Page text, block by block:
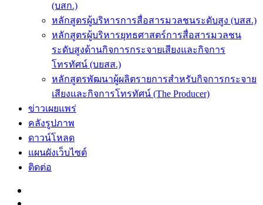
(บสก.)
หลักสูตรผู้บริหารการสื่อสารมวลชนระดับสูง (บสส.)
หลักสูตรผู้บริหารยุทธศาสตร์การสื่อสารมวลชน
ระดับสูงด้านกิจการกระจายเสียงและกิจการ
โทรทัศน์ (บยสส.)
หลักสูตรพัฒนาผู้ผลิตรายการสำหรับกิจการกระจาย
เสียงและกิจการโทรทัศน์ (The Producer)
ข่าวเผยแพร่
คลังรูปภาพ
ดาวน์โหลด
แผนผังเว็บไซต์
ติดต่อ